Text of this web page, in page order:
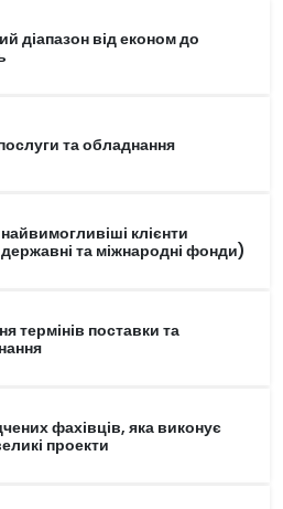
діапазон від економ до
та обладнання
клієнти
державні та міжнародні фонди)
термінів поставки та
фахівців, яка виконує
проекти